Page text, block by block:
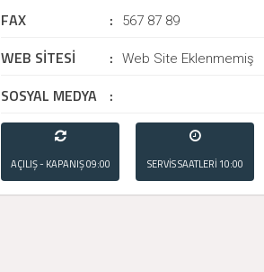
FAX : 567 87 89
WEB SİTESİ : Web Site Eklenmemiş
SOSYAL MEDYA :
AÇILIŞ - KAPANIŞ09:00
- 21:00
SERVİS SAATLERİ 10:00
- 20:00